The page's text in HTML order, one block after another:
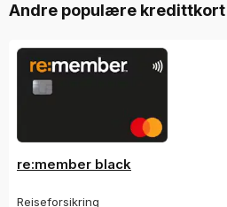
Andre populære kredittkort
re:member black
Reiseforsikring